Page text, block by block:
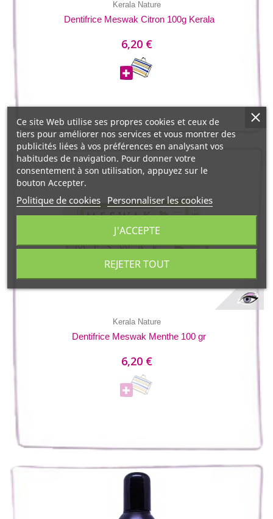
Kerala Nature
Dentifrice Meswak Citron 100g Kerala
6,20 €
Kerala Nature
Dentifrice Meswak Menthe 100 gr
6,20 €
Ce site Web utilise ses propres cookies et ceux de
tiers pour améliorer nos services et vous montrer des
publicités liées à vos préférences en analysant vos
habitudes de navigation. Pour donner votre
consentement à son utilisation, appuyez sur le
bouton Accepter.
Politique de cookies Personnaliser les cookies
REJETER TOUT
J'ACCEPTE